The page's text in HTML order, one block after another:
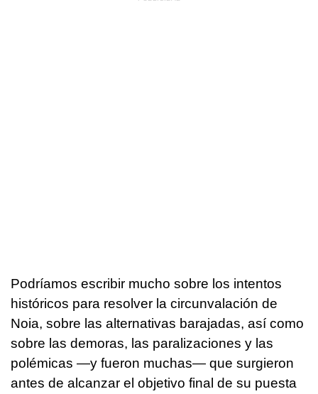
Podríamos escribir mucho sobre los intentos
históricos para resolver la circunvalación de
Noia, sobre las alternativas barajadas, así como
sobre las demoras, las paralizaciones y las
polémicas —y fueron muchas— que surgieron
antes de alcanzar el objetivo final de su puesta